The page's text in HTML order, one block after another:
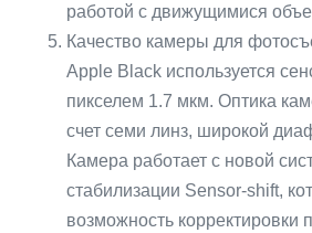
работой с движущимися
Качество камеры для
Apple Black используется
пикселем 1.7 мкм. Оптика
счет семи линз, широкой
Камера работает с новой
стабилизации Sensor-shift,
возможность корректировки